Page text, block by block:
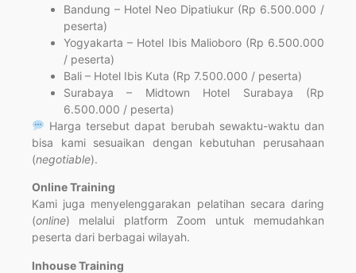
Bandung – Hotel Neo Dipatiukur (Rp 6.500.000 /
peserta)
Yogyakarta – Hotel Ibis Malioboro (Rp 6.500.000
/ peserta)
Bali – Hotel Ibis Kuta (Rp 7.500.000 / peserta)
Surabaya – Midtown Hotel Surabaya (Rp
6.500.000 / peserta)
Harga tersebut dapat berubah sewaktu-waktu dan
bisa kami sesuaikan dengan kebutuhan perusahaan
(negotiable).
Online Training
Kami juga menyelenggarakan pelatihan secara daring
(online) melalui platform Zoom untuk memudahkan
peserta dari berbagai wilayah.
Inhouse Training